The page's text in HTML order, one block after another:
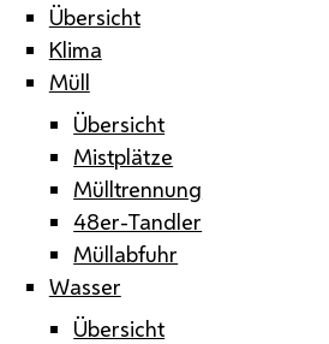
Übersicht
Klima
Müll
Übersicht
Mistplätze
Mülltrennung
48er-Tandler
Müllabfuhr
Wasser
Übersicht